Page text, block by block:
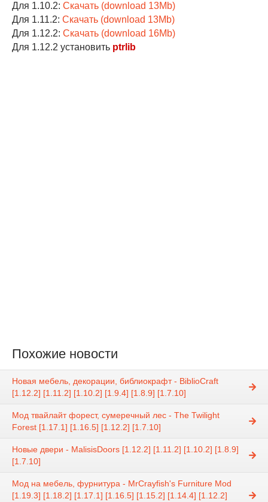
Для 1.10.2: Скачать (download 13Mb)
Для 1.11.2: Скачать (download 13Mb)
Для 1.12.2: Скачать (download 16Mb)
Для 1.12.2 установить ptrlib
Похожие новости
Новая мебель, декорации, библиокрафт - BiblioCraft
[1.12.2] [1.11.2] [1.10.2] [1.9.4] [1.8.9] [1.7.10]
Мод твайлайт форест, сумеречный лес - The Twilight
Forest [1.17.1] [1.16.5] [1.12.2] [1.7.10]
Новые двери - MalisisDoors [1.12.2] [1.11.2] [1.10.2] [1.8.9]
[1.7.10]
Мод на мебель, фурнитура - MrCrayfish's Furniture Mod
[1.19.3] [1.18.2] [1.17.1] [1.16.5] [1.15.2] [1.14.4] [1.12.2]